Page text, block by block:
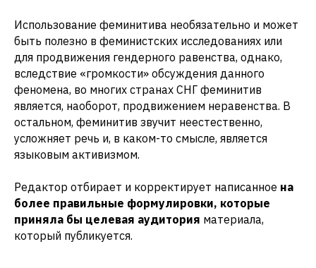
Использование феминитива необязательно и может
быть полезно в феминистских исследованиях или
для продвижения гендерного равенства, однако,
вследствие «громкости» обсуждения данного
феномена, во многих странах СНГ феминитив
является, наоборот, продвижением неравенства. В
остальном, феминитив звучит неестественно,
усложняет речь и, в каком-то смысле, является
языковым активизмом.
Редактор отбирает и корректирует написанное на
более правильные формулировки, которые
приняла бы целевая аудитория материала,
который публикуется.